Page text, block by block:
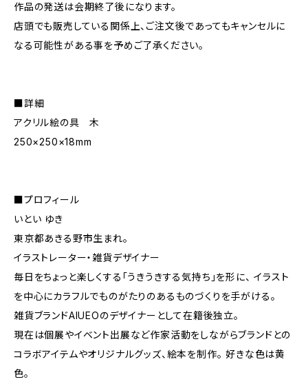
作品の発送は会期終了後になります。
店頭でも販売している関係上、ご注文後であってもキャンセルに
なる可能性がある事を予めご了承ください。
■詳細
アクリル絵の具 木
250×250×18mm
■プロフィール
いとい ゆき
東京都あきる野市生まれ。
イラストレーター・雑貨デザイナー
毎日をちょっと楽しくする「うきうきする気持ち」を形に、 イラスト
を中心にカラフルでものがたりのあるものづくりを手がける。
雑貨ブランドAIUEOのデザイナーとして在籍後独立。
現在は個展やイベント出展など作家活動をしながらブランドとの
コラボアイテムやオリジナルグッズ、絵本を制作。 好きな色は黄
色。